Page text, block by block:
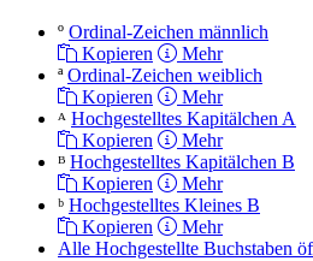
º Ordinal-Zeichen männlich
Kopieren
Mehr
ª Ordinal-Zeichen weiblich
Kopieren
Mehr
ᴬ Hochgestelltes Kapitälchen A
Kopieren
Mehr
ᴮ Hochgestelltes Kapitälchen B
Kopieren
Mehr
ᵇ Hochgestelltes Kleines B
Kopieren
Mehr
Alle Hochgestellte Buchstaben